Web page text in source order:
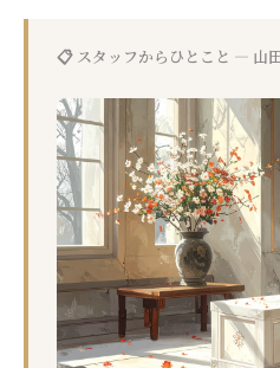
📋 スタッフからひとこと — 山